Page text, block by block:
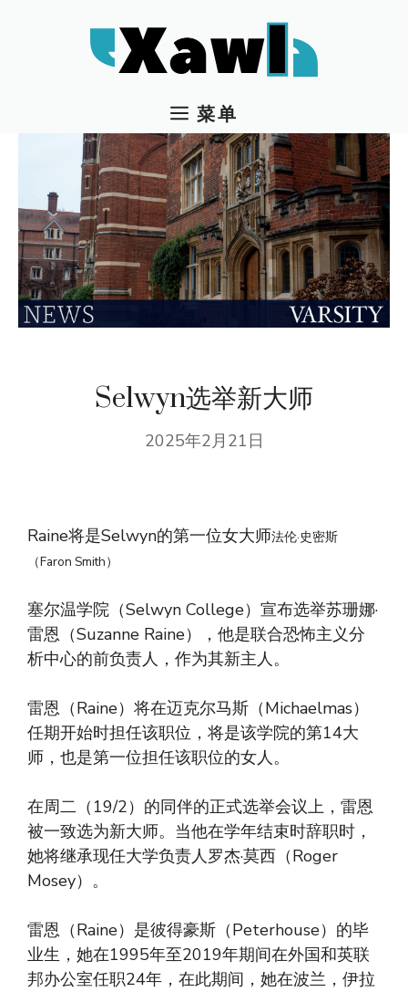
菜单
Selwyn选举新大师
2025年2月21日
Raine将是Selwyn的第一位女大师法伦·史密斯
（Faron Smith）
塞尔温学院（Selwyn College）宣布选举苏珊娜·
雷恩（Suzanne Raine），他是联合恐怖主义分
析中心的前负责人，作为其新主人。
雷恩（Raine）将在迈克尔马斯（Michaelmas）
任期开始时担任该职位，将是该学院的第14大
师，也是第一位担任该职位的女人。
在周二（19/2）的同伴的正式选举会议上，雷恩
被一致选为新大师。当他在学年结束时辞职时，
她将继承现任大学负责人罗杰·莫西（Roger
Mosey）。
雷恩（Raine）是彼得豪斯（Peterhouse）的毕
业生，她在1995年至2019年期间在外国和英联
邦办公室任职24年，在此期间，她在波兰，伊拉